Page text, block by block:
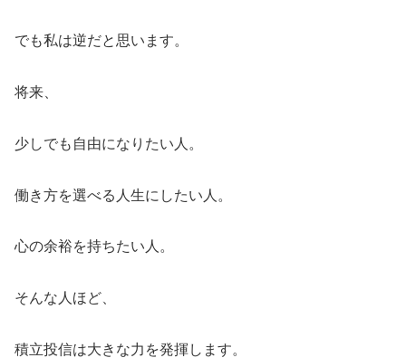
でも私は逆だと思います。
将来、
少しでも自由になりたい人。
働き方を選べる人生にしたい人。
心の余裕を持ちたい人。
そんな人ほど、
積立投信は大きな力を発揮します。